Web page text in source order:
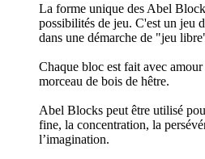
La forme unique des Abel
possibilités de jeu. C'est un jeu
dans une démarche de "jeu
Chaque bloc est fait avec
morceau de bois de hêtre.
Abel Blocks peut être utilisé
fine, la concentration, la
l’imagination.